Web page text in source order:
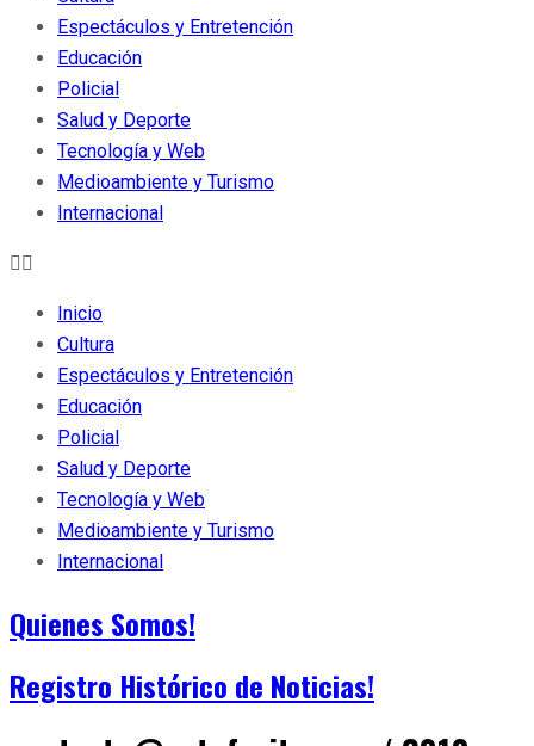
Espectáculos y Entretención
Educación
Policial
Salud y Deporte
Tecnología y Web
Medioambiente y Turismo
Internacional
Inicio
Cultura
Espectáculos y Entretención
Educación
Policial
Salud y Deporte
Tecnología y Web
Medioambiente y Turismo
Internacional
Quienes Somos!
Registro Histórico de Noticias!